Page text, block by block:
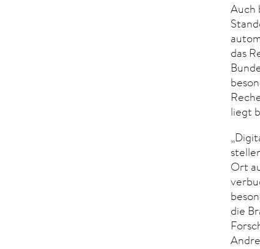
Auch
das
liegt
Ort
die